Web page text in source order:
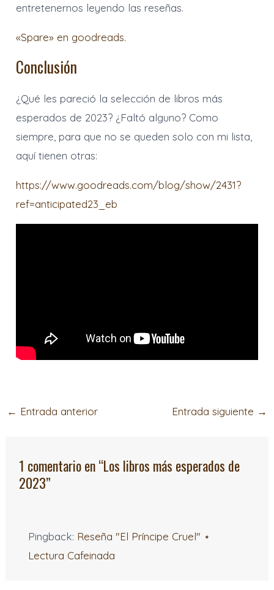
entretenernos leyendo las reseñas.
«Spare» en goodreads.
Conclusión
¿Qué les pareció la selección de libros más
esperados de 2023? ¿Faltó alguno? Como
siempre, para que no se queden solo con mi lista,
aquí tienen otras:
https://www.goodreads.com/blog/show/2431?
ref=anticipated23_eb
← Entrada anterior Entrada siguiente →
1 comentario en “Los libros más esperados de
2023”
Pingback: Reseña "El Príncipe Cruel" ⋆
Lectura Cafeinada